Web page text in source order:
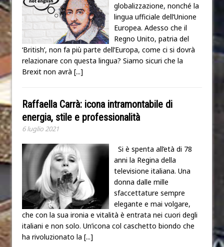
globalizzazione, nonché la
lingua ufficiale dell’Unione
Europea. Adesso che il
Regno Unito, patria del
‘British’, non fa più parte dell’Europa, come ci si dovrà
relazionare con questa lingua? Siamo sicuri che la
Brexit non avrà [...]
Raffaella Carrà: icona intramontabile di
energia, stile e professionalità
6 luglio 2021
Si è spenta all’età di 78
anni la Regina della
televisione italiana. Una
donna dalle mille
sfaccettature sempre
elegante e mai volgare,
che con la sua ironia e vitalità è entrata nei cuori degli
italiani e non solo. Un’icona col caschetto biondo che
ha rivoluzionato la [...]